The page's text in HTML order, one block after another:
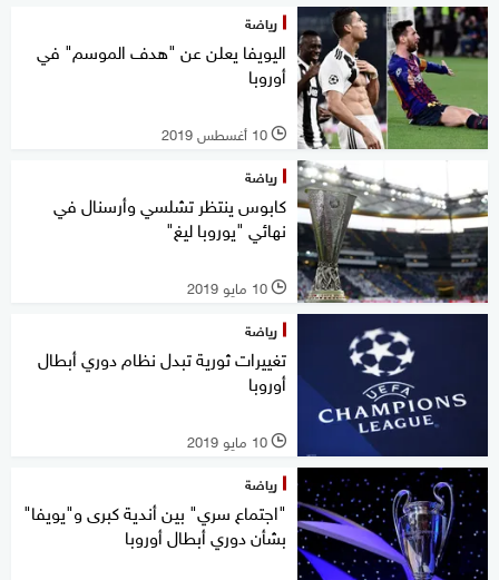
رياضة
اليويفا يعلن عن "هدف الموسم" في
أوروبا
l 10 أغسطس 2019
رياضة
كابوس ينتظر تشلسي وأرسنال في
نهائي "يوروبا ليغ"
l 10 مايو 2019
رياضة
تغييرات ثورية تبدل نظام دوري أبطال
أوروبا
l 10 مايو 2019
رياضة
"اجتماع سري" بين أندية كبرى و"يويفا"
بشأن دوري أبطال أوروبا